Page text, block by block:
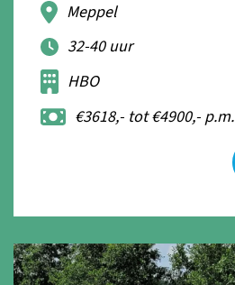
Meppel
32-40 uur
HBO
€3618,- tot €4900,- p.m.